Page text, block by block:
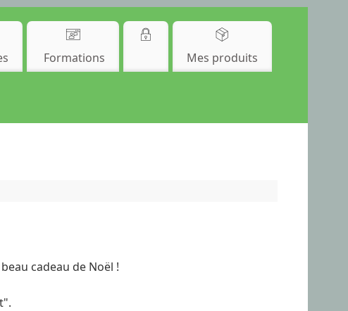
Formations Mes produits
cadeau de Noël !